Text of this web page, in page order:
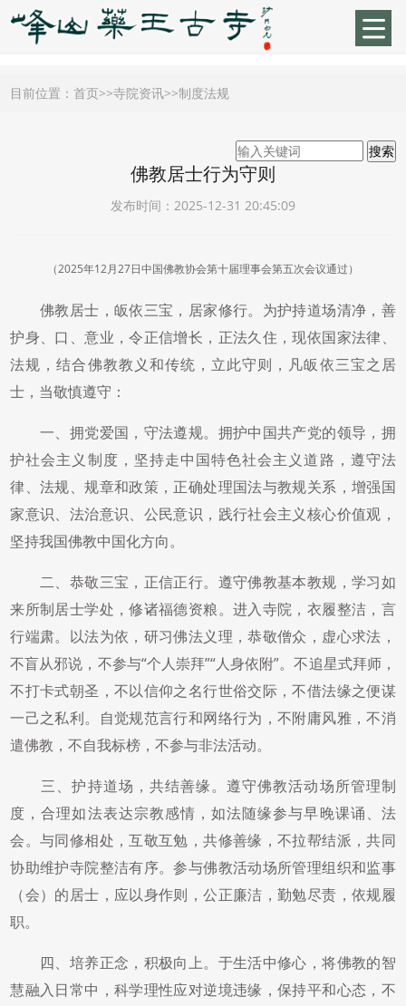
目前位置：首页>>寺院资讯>>制度法规
佛教居士行为守则
发布时间：2025-12-31 20:45:09
（2025年12月27日中国佛教协会第十届理事会第五次会议通过）
佛教居士，皈依三宝，居家修行。为护持道场清净，善
护身、口、意业，令正信增长，正法久住，现依国家法律、
法规，结合佛教教义和传统，立此守则，凡皈依三宝之居
士，当敬慎遵守：
一、拥党爱国，守法遵规。拥护中国共产党的领导，拥
护社会主义制度，坚持走中国特色社会主义道路，遵守法
律、法规、规章和政策，正确处理国法与教规关系，增强国
家意识、法治意识、公民意识，践行社会主义核心价值观，
坚持我国佛教中国化方向。
二、恭敬三宝，正信正行。遵守佛教基本教规，学习如
来所制居士学处，修诸福德资粮。进入寺院，衣履整洁，言
行端肃。以法为依，研习佛法义理，恭敬僧众，虚心求法，
不盲从邪说，不参与“个人崇拜”“人身依附”。不追星式拜师，
不打卡式朝圣，不以信仰之名行世俗交际，不借法缘之便谋
一己之私利。自觉规范言行和网络行为，不附庸风雅，不消
遣佛教，不自我标榜，不参与非法活动。
三、护持道场，共结善缘。遵守佛教活动场所管理制
度，合理如法表达宗教感情，如法随缘参与早晚课诵、法
会。与同修相处，互敬互勉，共修善缘，不拉帮结派，共同
协助维护寺院整洁有序。参与佛教活动场所管理组织和监事
（会）的居士，应以身作则，公正廉洁，勤勉尽责，依规履
职。
四、培养正念，积极向上。于生活中修心，将佛教的智
慧融入日常中，科学理性应对逆境违缘，保持平和心态，不